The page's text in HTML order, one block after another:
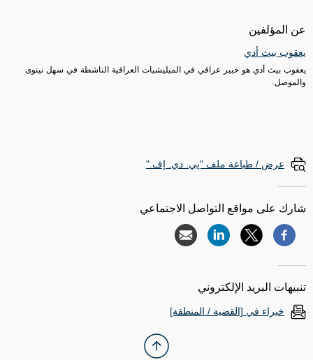
عن المؤلفين
يعقوب بيث أدي
يعقوب بيث أدي هو خبير عراقي في الميليشيات العراقية الناشطة في سهل نينوى
والموصل.
عرض / طباعة ملف "پي. دي. إف."
شارك على مواقع التواصل الاجتماعي
تنبيهات البريد الإلكتروني
خبراء في [القضية / المنطقة]